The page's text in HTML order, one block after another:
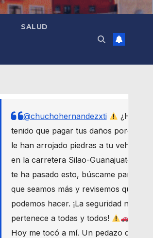
SALUD
@chuchohernandezxti
¿Has
tenido que pagar tus daños porque
le han arrojado piedras a tu vehículo
en la carretera Silao-Guanajuato? Si
te ha pasado esto, búscame para
que seamos más y revisemos qué
podemos hacer. ¡La seguridad nos
pertenece a todas y todos!
Hoy me tocó a mí. Un pedazo de